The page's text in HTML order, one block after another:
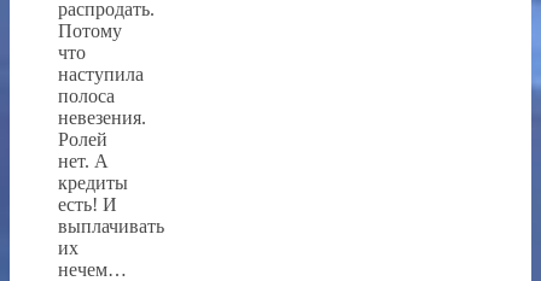
распродать.
Потому
что
наступила
полоса
невезения.
Ролей
нет. А
кредиты
есть! И
выплачивать
их
нечем…